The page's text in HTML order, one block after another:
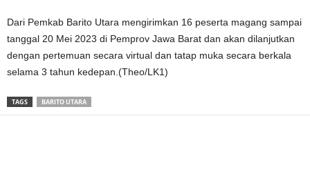
Dari Pemkab Barito Utara mengirimkan 16 peserta magang sampai
tanggal 20 Mei 2023 di Pemprov Jawa Barat dan akan dilanjutkan
dengan pertemuan secara virtual dan tatap muka secara berkala
selama 3 tahun kedepan.(Theo/LK1)
TAGS BARITO UTARA